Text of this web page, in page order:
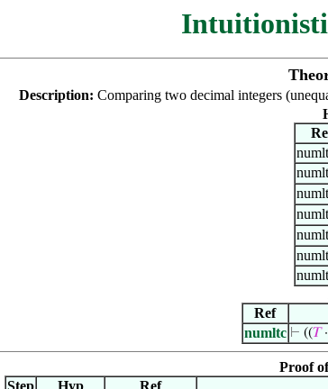
Description: Comparing two decimal integers
Ref
numltc ⊢ ((𝑇·
Proof
Step
Hyp Ref